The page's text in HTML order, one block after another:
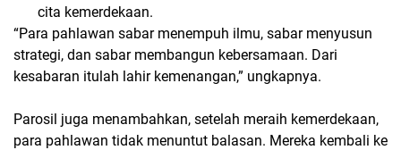
cita kemerdekaan.
“Para pahlawan sabar menempuh ilmu, sabar menyusun
strategi, dan sabar membangun kebersamaan. Dari
kesabaran itulah lahir kemenangan,” ungkapnya.
Parosil juga menambahkan, setelah meraih kemerdekaan,
para pahlawan tidak menuntut balasan. Mereka kembali ke